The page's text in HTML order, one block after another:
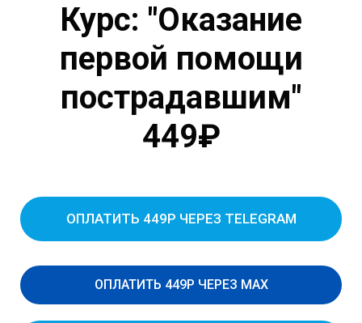
Курс: "Оказание
первой помощи
пострадавшим"
449₽
ОПЛАТИТЬ 449Р ЧЕРЕЗ TELEGRAM
ОПЛАТИТЬ 449Р ЧЕРЕЗ MAX